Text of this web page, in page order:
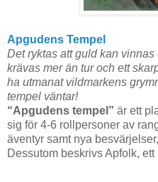
Apgudens Tempel
Det ryktas att guld kan vinnas
krävas mer än tur och ett
ha utmanat vildmarkens
tempel väntar!
“Apgudens tempel” är ett
sig för 4-6 rollpersoner av
äventyr samt nya
Dessutom beskrivs Apfolk,